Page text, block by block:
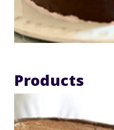
Products